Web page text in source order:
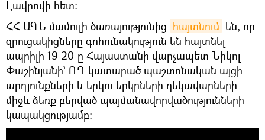
Լավրովի հետ։
ՀՀ ԱԳՆ մամուլի ծառայությունից հայտնում են, որ
զրուցակիցները գոհունակություն են հայտնել
ապրիլի 19-20-ը Հայաստանի վարչապետ Նիկոլ
Փաշինյանի` ՌԴ կատարած պաշտոնական այցի
արդյունքների և երկու երկրների ղեկավարների
միջև ձեռք բերված պայմանավորվածությունների
կապակցությամբ։